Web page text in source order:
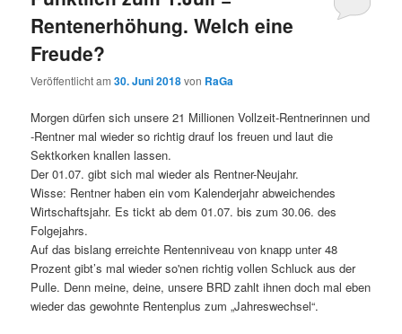
Rentenerhöhung. Welch eine
Freude?
Veröffentlicht am30. Juni 2018von RaGa
Morgen dürfen sich unsere 21 Millionen Vollzeit-Rentnerinnen und
-Rentner mal wieder so richtig drauf los freuen und laut die
Sektkorken knallen lassen.
Der 01.07. gibt sich mal wieder als Rentner-Neujahr.
Wisse: Rentner haben ein vom Kalenderjahr abweichendes
Wirtschaftsjahr. Es tickt ab dem 01.07. bis zum 30.06. des
Folgejahrs.
Auf das bislang erreichte Rentenniveau von knapp unter 48
Prozent gibt’s mal wieder so'nen richtig vollen Schluck aus der
Pulle. Denn meine, deine, unsere BRD zahlt ihnen doch mal eben
wieder das gewohnte Rentenplus zum „Jahreswechsel“.